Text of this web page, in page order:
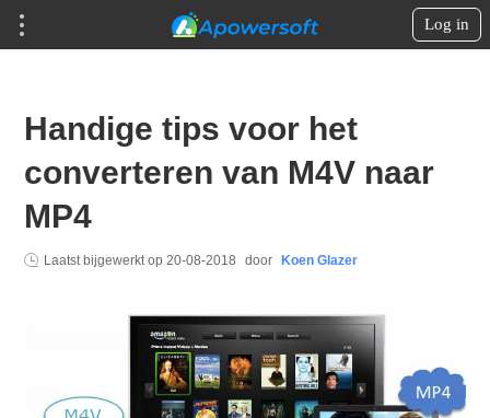
Log in
Handige tips voor het
converteren van M4V naar
MP4
Laatst bijgewerkt op20-08-2018 door Koen Glazer